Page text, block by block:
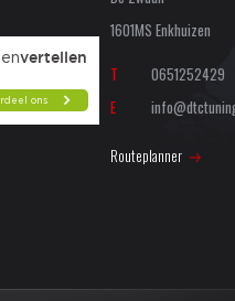
1601MS Enkhuizen
T
0651252429
E
Routeplanner